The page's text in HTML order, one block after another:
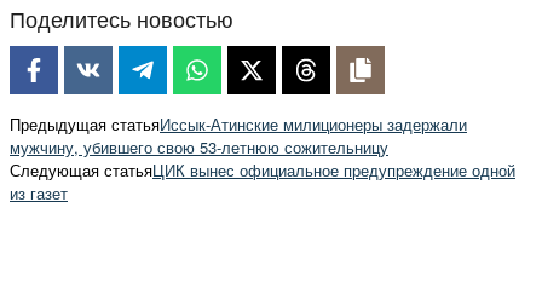
Поделитесь новостью
Предыдущая статьяИссык-Атинские милиционеры задержали
мужчину, убившего свою 53-летнюю сожительницу
Следующая статьяЦИК вынес официальное предупреждение одной
из газет